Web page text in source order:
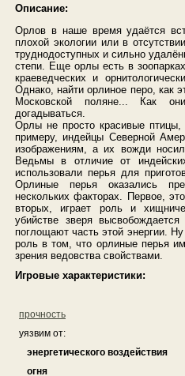
Описание:
Орлов в наше время удаётся
плохой экологии или в
труднодоступных и сильно
степи. Еще орлы есть в
краеведческих и
Однако, найти орлиное перо, как
Московской поляне... Как
догадываться.
Орлы не просто красивые
примеру, индейцы Северной
изображениям, а их вожди
Ведьмы в отличие от
использовали перья для
Орлиные перья оказались
нескольких факторах. Первое,
вторых, играет роль и
убийстве зверя
поглощают часть этой энергии.
роль в том, что орлиные перья
зрения ведовства свойствами.
Игровые характеристики:
прочность
уязвим от:
энергетического воздействия
огня